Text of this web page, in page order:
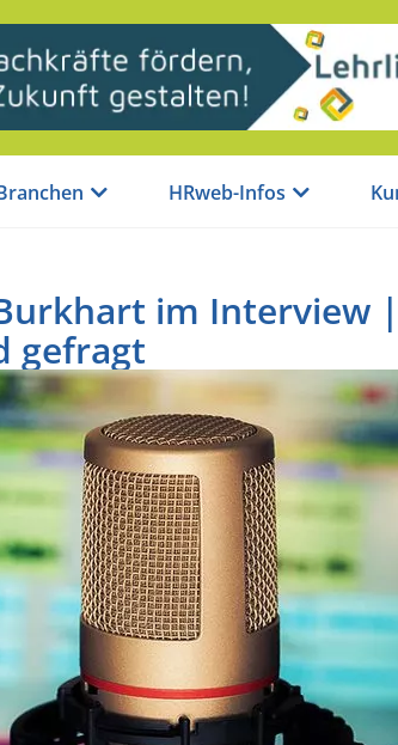
HRweb-Infos
im Interview |
gefragt